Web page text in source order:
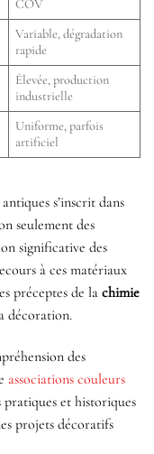
COV
Variable, dégradation
rapide
Élevée, production
industrielle
Uniforme, parfois
artificiel
s’inscrit dans
seulement des
significative des
à ces matériaux
préceptes de la chimie
décoration.
des
associations couleurs
et historiques
projets décoratifs